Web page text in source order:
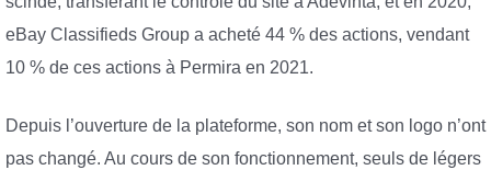
eBay Classifieds Group a acheté 44 % des actions, vendant
10 % de ces actions à Permira en 2021.
Depuis l’ouverture de la plateforme, son nom et son logo n’ont
pas changé. Au cours de son fonctionnement, seuls de légers